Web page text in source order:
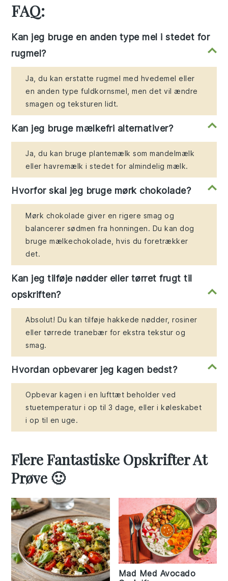
FAQ:
Kan jeg bruge en anden type mel i stedet for
rugmel?
Ja, du kan erstatte rugmel med hvedemel eller
en anden type fuldkornsmel, men det vil ændre
smagen og teksturen lidt.
Kan jeg bruge mælkefri alternativer?
Ja, du kan bruge plantemælk som mandelmælk
eller havremælk i stedet for almindelig mælk.
Hvorfor skal jeg bruge mørk chokolade?
Mørk chokolade giver en rigere smag og
balancerer sødmen fra honningen. Du kan dog
bruge mælkechokolade, hvis du foretrækker
det.
Kan jeg tilføje nødder eller tørret frugt til
opskriften?
Absolut! Du kan tilføje hakkede nødder, rosiner
eller tørrede tranebær for ekstra tekstur og
smag.
Hvordan opbevarer jeg kagen bedst?
Opbevar kagen i en lufttæt beholder ved
stuetemperatur i op til 3 dage, eller i køleskabet
i op til en uge.
Flere Fantastiske Opskrifter At
Prøve 🙂
Mad Med Avocado